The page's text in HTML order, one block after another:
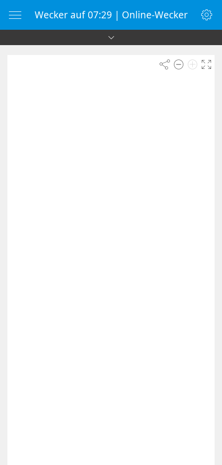
Wecker auf 07:29 | Online-Wecker